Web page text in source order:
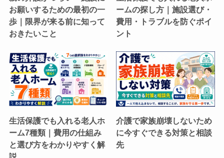
お願いするための最初の一
歩｜限界が来る前に知って
おきたいこと
ームの探し方｜施設選び・
費用・トラブルを防ぐポイ
ント
生活保護でも入れる老人ホ
ーム7種類｜費用の仕組み
と選び方をわかりやすく解
介護で家族崩壊しないため
に今すぐできる対策と相談
先